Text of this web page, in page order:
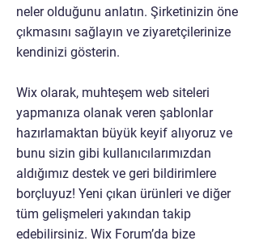
neler olduğunu anlatın. Şirketinizin öne
çıkmasını sağlayın ve ziyaretçilerinize
kendinizi gösterin.
Wix olarak, muhteşem web siteleri
yapmanıza olanak veren şablonlar
hazırlamaktan büyük keyif alıyoruz ve
bunu sizin gibi kullanıcılarımızdan
aldığımız destek ve geri bildirimlere
borçluyuz! Yeni çıkan ürünleri ve diğer
tüm gelişmeleri yakından takip
edebilirsiniz. Wix Forum’da bize